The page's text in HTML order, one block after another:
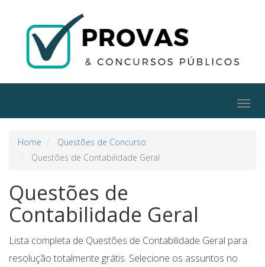
Home
Questões de Concurso
Questões de Contabilidade Geral
Questões de
Contabilidade Geral
Lista completa de Questões de Contabilidade Geral para
resolução totalmente grátis. Selecione os assuntos no